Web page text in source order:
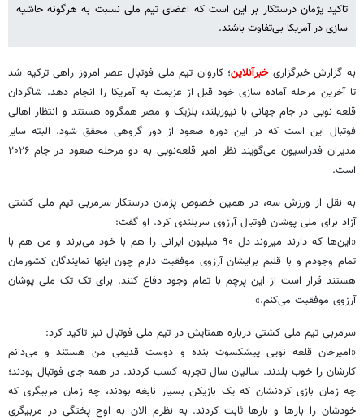
تاکید پژمان درستکار بر این است که اعضای تیم ملی نسبت به هرگونه حاشیه
سازی در آمریکا بی‌تفاوت باشند.
به گزارش خبرگزاریخبرآنلاین؛ کاروان تیم ملی فوتبال عصر امروز راهی ترکیه شد
تا آخرین مرحله آماده سازی خود قبل از عزیمت به آمریکا را انجام دهد. شاگردان
قلعه نویی در جام جهانی با نیوزیلند، بلژیک و مصر همگروه هستند و انتظار اهالی
فوتبال این است که در این دوره صعود از دور گروهی محقق شود. البته سایر
مدیران فدراسیون می‌گویند نظر امیر قلعه‌نویی به دو مرحله صعود در جام ۲۰۲۶
است.
به نقل از ورزش سه، در همین خصوص پژمان درستکار سرمربی تیم ملی کشتی
آزاد برای ملی پوشان فوتبال آرزوی سربلندی کرد. او گفت:
«این‌ها که دارند میروند دل ۹۰ میلیون ایرانی را هم با خود می‌برند و من هم با
تمام وجودم و با قلبم برایشان آرزوی موفقیت دارم چون اینها نمایندگان کشورمان
هستند قرار است از این پرچم با تمام وجود دفاع کنند. برای تک تک ملی پوشان
آرزوی موفقیت می‌کنم.»
سرمربی تیم ملی کشتی درباره همتایش در تیم ملی فوتبال نیز تاکید کرد:
«امیرخان قلعه نویی پیشکسوت بنده و دوست قدیمی من هستند و می‌دانم
کارشان را خوب بلدند. سالیان سال تجربه کسب کردند. در همه جای فوتبال بودند؛
چه زمان بازی کردنشان که یک بازیکن بسیار نابغه بودند، چه زمان مربیگری که
خودشان را بارها و بارها ثابت کردند. به نظرم الان به اوج پختگی در مربیگری